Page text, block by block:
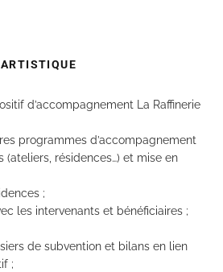
d’accompagnement La Raffinerie
programmes d’accompagnement
résidences…) et mise en
;
les intervenants et bénéficiaires ;
de subvention et bilans en lien
;